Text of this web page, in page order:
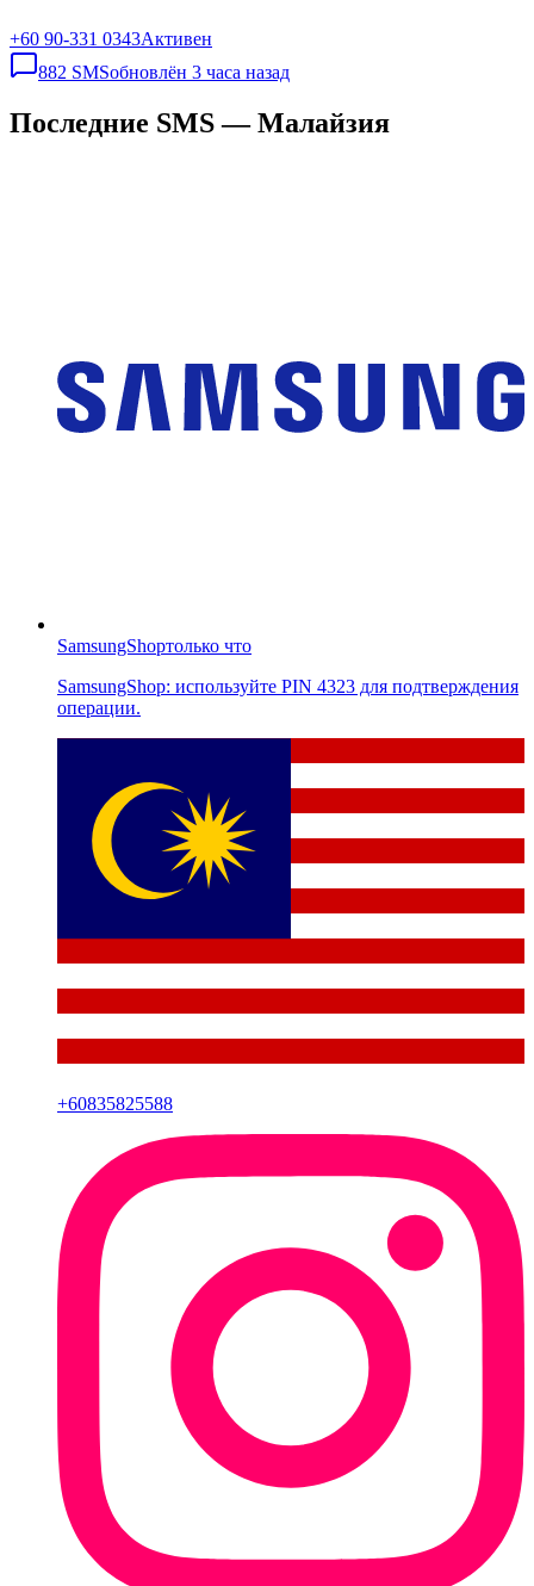
+60 90-331 0343Активен
882 SMSобновлён 3 часа назад
Последние SMS — Малайзия
SamsungShopтолько что
SamsungShop: используйте PIN 4323 для подтверждения
операции.
+60835825588